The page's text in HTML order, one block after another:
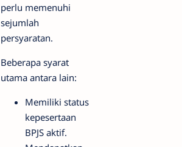
perlu memenuhi
sejumlah
persyaratan.
Beberapa syarat
utama antara lain:
Memiliki status
kepesertaan
BPJS aktif.